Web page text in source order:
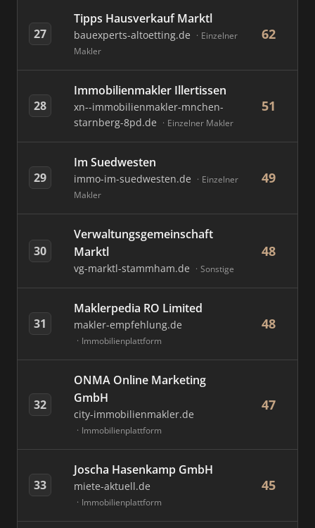
27
Tipps Hausverkauf Marktl
bauexperts-altoetting.de
Einzelner
Makler
62
28
Immobilienmakler Illertissen
xn--immobilienmakler-mnchen-
starnberg-8pd.de
Einzelner Makler
51
29
Im Suedwesten
immo-im-suedwesten.de
Einzelner
Makler
49
30
Verwaltungsgemeinschaft
Marktl
vg-marktl-stammham.de Sonstige
48
31
Maklerpedia RO Limited
makler-empfehlung.de
Immobilienplattform
48
32
ONMA Online Marketing
GmbH
city-immobilienmakler.de
Immobilienplattform
47
33
Joscha Hasenkamp GmbH
miete-aktuell.de
Immobilienplattform
45